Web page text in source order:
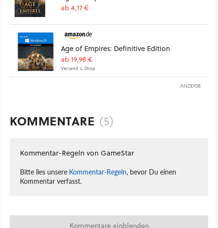
ab 4,17 €
Age of Empires: Definitive Edition
ab 19,98 €
Versand s. Shop
ANZEIGE
KOMMENTARE (5)
Kommentar-Regeln von GameStar
Bitte lies unsere Kommentar-Regeln, bevor Du einen
Kommentar verfasst.
Kommentare einblenden